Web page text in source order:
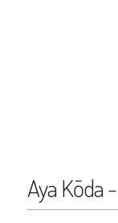
Aya Kōda